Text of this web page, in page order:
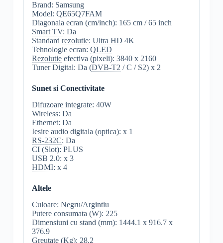
Brand: Samsung
Model: QE65Q7FAM
Diagonala ecran (cm/inch): 165 cm / 65 inch
Smart TV: Da
Standard rezolutie: Ultra HD 4K
Tehnologie ecran: QLED
Rezolutieefectiva (pixeli): 3840 x 2160
Tuner Digital: Da (DVB-T2 / C / S2) x 2
Sunet si Conectivitate
Difuzoare integrate: 40W
Wireless: Da
Ethernet: Da
Iesire audio digitala (optica): x 1
RS-232C: Da
CI (Slot): PLUS
USB 2.0: x 3
HDMI: x 4
Altele
Culoare: Negru/Argintiu
Putere consumata (W): 225
Dimensiuni cu stand (mm): 1444.1 x 916.7 x
376.9
Greutate (Kg): 28.2